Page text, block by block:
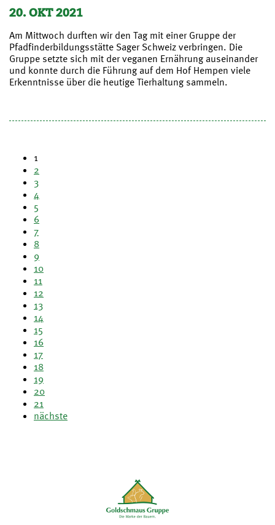
20. OKT 2021
Am Mittwoch durften wir den Tag mit einer Gruppe der
Pfadfinderbildungsstätte Sager Schweiz verbringen. Die
Gruppe setzte sich mit der veganen Ernährung auseinander
und konnte durch die Führung auf dem Hof Hempen viele
Erkenntnisse über die heutige Tierhaltung sammeln.
1
2
3
4
5
6
7
8
9
10
11
12
13
14
15
16
17
18
19
20
21
nächste